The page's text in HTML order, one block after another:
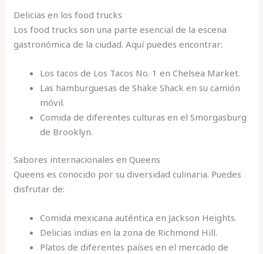
Delicias en los food trucks
Los food trucks son una parte esencial de la escena
gastronómica de la ciudad. Aquí puedes encontrar:
Los tacos de Los Tacos No. 1 en Chelsea Market.
Las hamburguesas de Shake Shack en su camión
móvil.
Comida de diferentes culturas en el Smorgasburg
de Brooklyn.
Sabores internacionales en Queens
Queens es conocido por su diversidad culinaria. Puedes
disfrutar de:
Comida mexicana auténtica en Jackson Heights.
Delicias indias en la zona de Richmond Hill.
Platos de diferentes países en el mercado de